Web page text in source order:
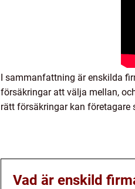
I sammanfattning är enskilda
försäkringar att välja mellan,
rätt försäkringar kan företagare
Vad är enskild